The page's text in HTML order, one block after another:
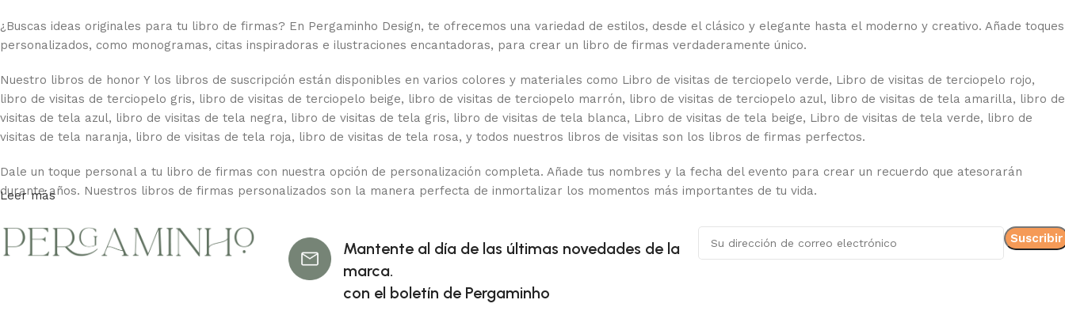
¿Buscas ideas originales para tu libro de firmas? En Pergaminho Design, te ofrecemos una variedad de estilos, desde el clásico y elegante hasta el moderno y creativo. Añade toques
personalizados, como monogramas, citas inspiradoras e ilustraciones encantadoras, para crear un libro de firmas verdaderamente único.
Nuestro libros de honor Y los libros de suscripción están disponibles en varios colores y materiales como Libro de visitas de terciopelo verde, Libro de visitas de terciopelo rojo,
libro de visitas de terciopelo gris, libro de visitas de terciopelo beige, libro de visitas de terciopelo marrón, libro de visitas de terciopelo azul, libro de visitas de tela amarilla, libro de
visitas de tela azul, libro de visitas de tela negra, libro de visitas de tela gris, libro de visitas de tela blanca, Libro de visitas de tela beige, Libro de visitas de tela verde, libro de
visitas de tela naranja, libro de visitas de tela roja, libro de visitas de tela rosa, y todos nuestros libros de visitas son los libros de firmas perfectos.
Dale un toque personal a tu libro de firmas con nuestra opción de personalización completa. Añade tus nombres y la fecha del evento para crear un recuerdo que atesorarán
durante años. Nuestros libros de firmas personalizados son la manera perfecta de inmortalizar los momentos más importantes de tu vida.
Trabajamos en Portugal, incluyendo las islas de Madeira y las Azores. Solicite una reunión con nosotros hoy mismo, ya sea presencial o por videoconferencia. Nuestro equipo estará
encantado de ayudarle a preparar su gran día y hacerlo aún más especial.
Leer más
Mantente al día de las últimas novedades de la
marca.
con el boletín de Pergaminho